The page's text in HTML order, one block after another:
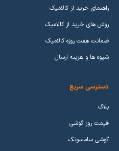
راهنمای خرید از کالامیک
روش های خرید از کالامیک
ضمانت هفت روزه کالامیک
شیوه ها و هزینه ارسال
دسترسی سریع
بلاگ
قیمت روز گوشی
گوشی سامسونگ